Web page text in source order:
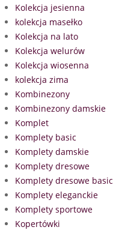
Kolekcja jesienna
kolekcja masełko
Kolekcja na lato
Kolekcja welurów
Kolekcja wiosenna
kolekcja zima
Kombinezony
Kombinezony damskie
Komplet
Komplety basic
Komplety damskie
Komplety dresowe
Komplety dresowe basic
Komplety eleganckie
Komplety sportowe
Kopertówki